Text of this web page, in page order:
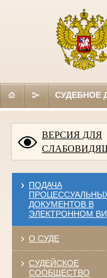
СУДЕБНОЕ
ВЕРСИЯ ДЛЯ
ПОДАЧА
ДОКУМЕНТОВ В
ЭЛЕКТРОННОМ
О СУДЕ
СУДЕЙСКОЕ
СООБЩЕСТВО